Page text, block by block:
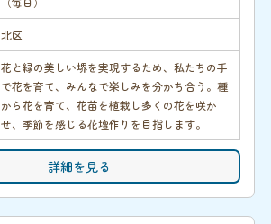
北区
花と緑の美しい堺を実現するため、私たちの手
で花を育て、みんなで楽しみを分かち合う。種
から花を育て、花苗を植栽し多くの花を咲か
せ、季節を感じる花壇作りを目指します。
詳細を見る